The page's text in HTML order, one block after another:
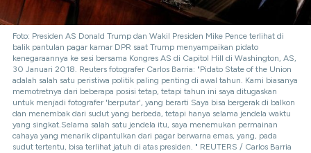
Foto: Presiden AS Donald Trump dan Wakil Presiden Mike Pence terlihat di
balik pantulan pagar kamar DPR saat Trump menyampaikan pidato
kenegaraannya ke sesi bersama Kongres AS di Capitol Hill di Washington, AS,
30 Januari 2018. Reuters fotografer Carlos Barria: "Pidato State of the Union
adalah salah satu peristiwa politik paling penting di awal tahun. Kami biasanya
memotretnya dari beberapa posisi tetap, tetapi tahun ini saya ditugaskan
untuk menjadi fotografer 'berputar', yang berarti Saya bisa bergerak di balkon
dan menembak dari sudut yang berbeda, tetapi hanya selama jendela waktu
yang singkat.Selama salah satu jendela itu, saya menemukan permainan
cahaya yang menarik dipantulkan dari pagar berwarna emas, yang, pada
sudut tertentu, bisa terlihat jatuh di atas presiden. " REUTERS / Carlos Barria